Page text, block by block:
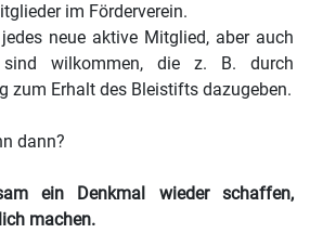
im Förderverein.
neue aktive Mitglied, aber auch
sind wilkommen, die z. B. durch
zum Erhalt des Bleistifts dazugeben.
dann?
ein Denkmal wieder schaffen,
machen.